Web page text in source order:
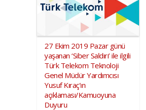
27 Ekim 2019 Pazar günü
yaşanan ‘Siber Saldırı’ ile ilgili
Türk Telekom Teknoloji
Genel Müdür Yardımcısı
Yusuf Kıraç’ın
açıklaması/Kamuoyuna
Duyuru